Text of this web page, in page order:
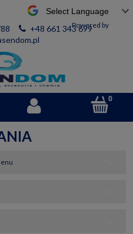
Powered by
+48 661 343 699